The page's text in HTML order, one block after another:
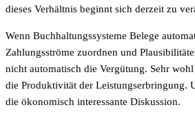
dieses Verhältnis beginnt sich derzeit zu
Wenn Buchhaltungssysteme Belege
Zahlungsströme zuordnen und
nicht automatisch die Vergütung. Sehr
die Produktivität der Leistungserbringung.
die ökonomisch interessante Diskussion.